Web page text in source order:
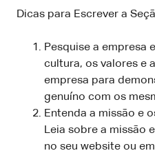
Dicas para Escrever a
Pesquise a empresa
cultura, os valores e
empresa para
genuíno com os
Entenda a missão e
Leia sobre a missão
no seu website ou